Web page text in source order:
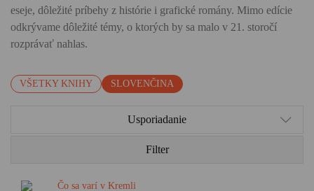
eseje, dôležité príbehy z histórie i grafické romány. Mimo edície
odkrývame dôležité témy, o ktorých by sa malo v 21. storočí
rozprávať nahlas.
VŠETKY KNIHY SLOVENČINA
Usporiadanie
Filter